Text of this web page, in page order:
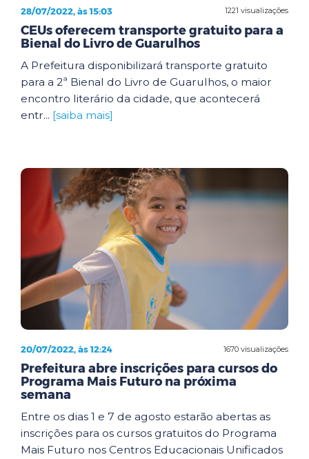
1221 visualizações
28/07/2022, às 15:03
CEUs oferecem transporte gratuito para a
Bienal do Livro de Guarulhos
A Prefeitura disponibilizará transporte gratuito
para a 2ª Bienal do Livro de Guarulhos, o maior
encontro literário da cidade, que acontecerá
entr... [saiba mais]
1670 visualizações
20/07/2022, às 12:24
Prefeitura abre inscrições para cursos do
Programa Mais Futuro na próxima
semana
Entre os dias 1 e 7 de agosto estarão abertas as
inscrições para os cursos gratuitos do Programa
Mais Futuro nos Centros Educacionais Unificados